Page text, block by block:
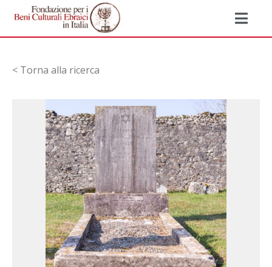
< Torna alla ricerca